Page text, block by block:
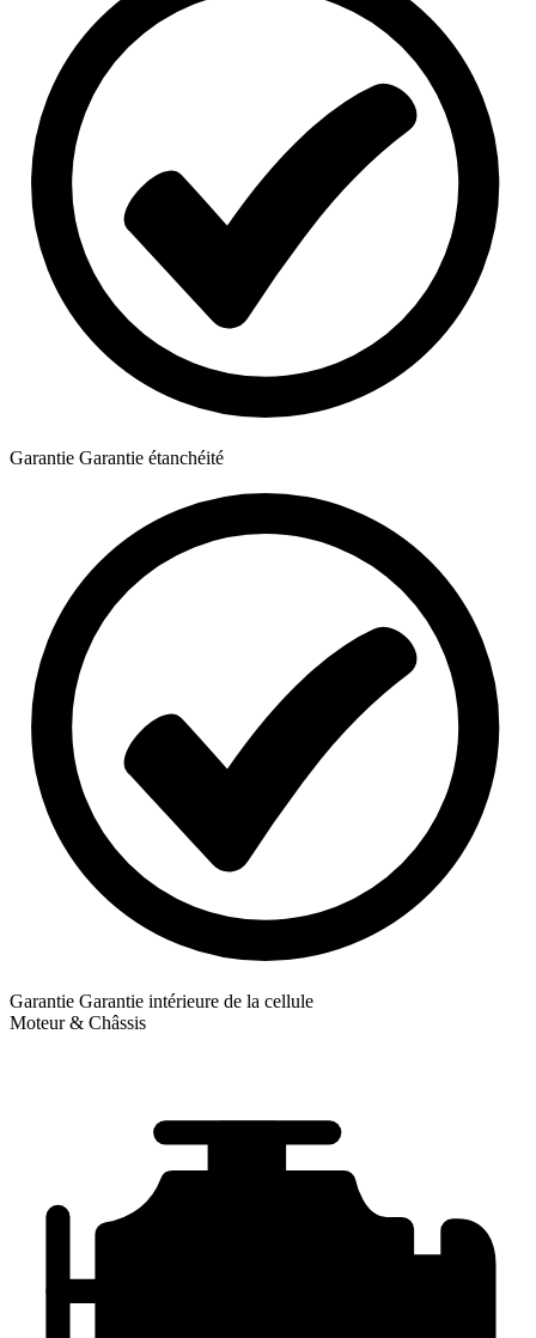
Garantie Garantie étanchéité
Garantie Garantie intérieure de la cellule
Moteur & Châssis